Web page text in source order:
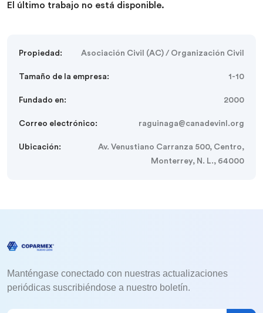
El último trabajo no está disponible.
Propiedad: Asociación Civil (AC) / Organización Civil
Tamaño de la empresa: 1-10
Fundado en: 2000
Correo electrónico: raguinaga@canadevinl.org
Ubicación:
Av. Venustiano Carranza 500, Centro,
Monterrey, N. L., 64000
Manténgase conectado con nuestras actualizaciones
periódicas suscribiéndose a nuestro boletín.